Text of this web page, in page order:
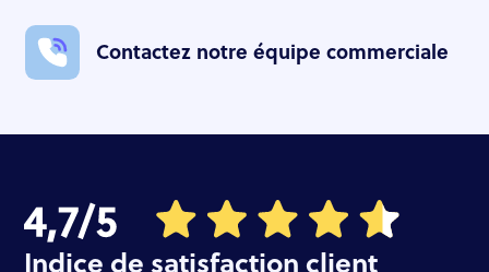
Contactez notre équipe commerciale
Indice de satisfaction client